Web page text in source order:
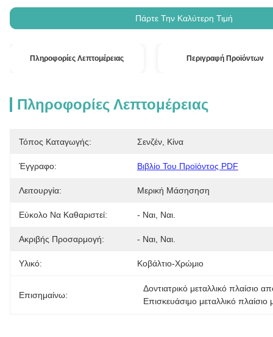
Πάρτε Την Καλύτερη Τιμή
Πληροφορίες Λεπτομέρειας Περιγραφή Προϊόντων
Πληροφορίες Λεπτομέρειας
Τόπος Καταγωγής: Σενζέν, Κίνα
Έγγραφο: Βιβλίο Του Προϊόντος PDF
Λειτουργία: Μερική Μάσησηση
Εύκολο Να Καθαριστεί: - Ναι, Ναι.
Ακριβής Προσαρμογή: - Ναι, Ναι.
Υλικό: Κοβάλτιο-Χρώμιο
Επισημαίνω:
Δοντιατρικό μεταλλικό πλαίσιο
Επισκευάσιμο μεταλλικό πλαίσιο